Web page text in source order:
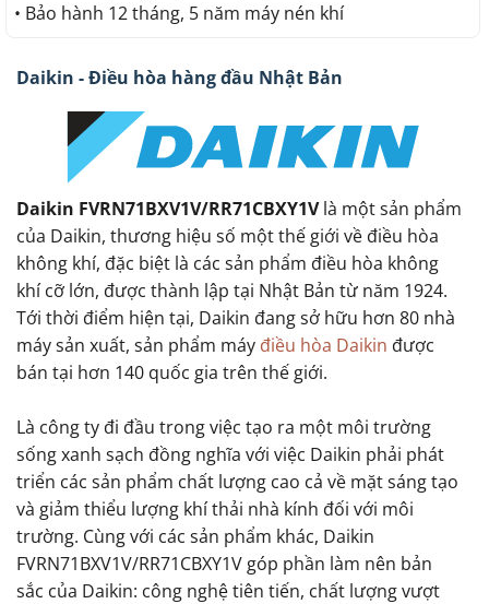
• Bảo hành 12 tháng, 5 năm máy nén khí
Daikin - Điều hòa hàng đầu Nhật Bản
Daikin FVRN71BXV1V/RR71CBXY1Vlà một sản phẩm
của Daikin, thương hiệu số một thế giới về điều hòa
không khí, đặc biệt là các sản phẩm điều hòa không
khí cỡ lớn, được thành lập tại Nhật Bản từ năm 1924.
Tới thời điểm hiện tại, Daikin đang sở hữu hơn 80 nhà
máy sản xuất, sản phẩm máy điều hòa Daikin được
bán tại hơn 140 quốc gia trên thế giới.
Là công ty đi đầu trong việc tạo ra một môi trường
sống xanh sạch đồng nghĩa với việc Daikin phải phát
triển các sản phẩm chất lượng cao cả về mặt sáng tạo
và giảm thiểu lượng khí thải nhà kính đối với môi
trường. Cùng với các sản phẩm khác, Daikin
FVRN71BXV1V/RR71CBXY1V góp phần làm nên bản
sắc của Daikin: công nghệ tiên tiến, chất lượng vượt